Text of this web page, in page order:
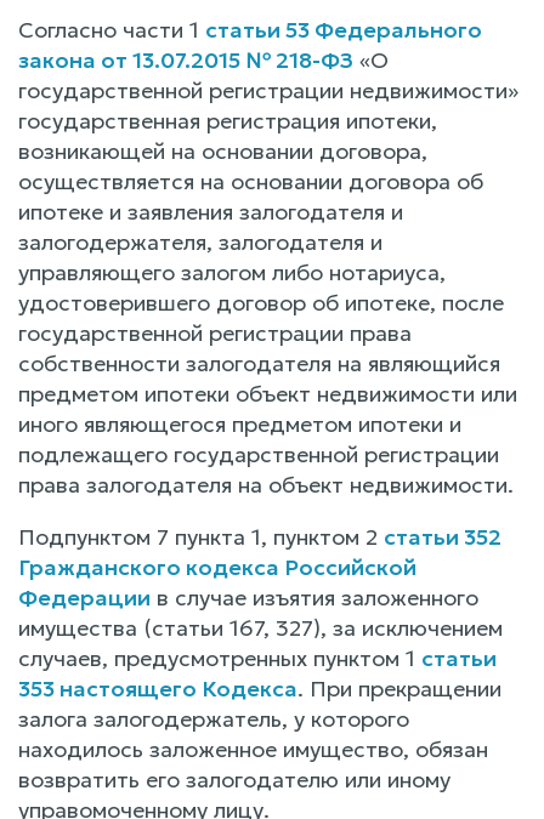
Согласно части 1 статьи 53 Федерального
закона от 13.07.2015 № 218-ФЗ «О
государственной регистрации недвижимости»
государственная регистрация ипотеки,
возникающей на основании договора,
осуществляется на основании договора об
ипотеке и заявления залогодателя и
залогодержателя, залогодателя и
управляющего залогом либо нотариуса,
удостоверившего договор об ипотеке, после
государственной регистрации права
собственности залогодателя на являющийся
предметом ипотеки объект недвижимости или
иного являющегося предметом ипотеки и
подлежащего государственной регистрации
права залогодателя на объект недвижимости.
Подпунктом 7 пункта 1, пунктом 2 статьи 352
Гражданского кодекса Российской
Федерации в случае изъятия заложенного
имущества (статьи 167, 327), за исключением
случаев, предусмотренных пунктом 1 статьи
353 настоящего Кодекса. При прекращении
залога залогодержатель, у которого
находилось заложенное имущество, обязан
возвратить его залогодателю или иному
управомоченному лицу.